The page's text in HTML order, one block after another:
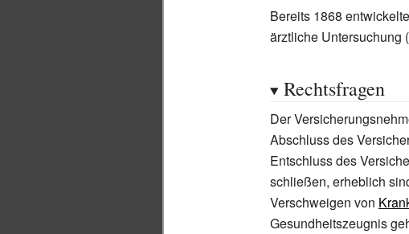
Bereits 1868
ärztliche Untersuchung
Rechtsfragen
Der
Abschluss des
Entschluss des
schließen, erheblich
Verschweigen von
Gesundheitszeugnis